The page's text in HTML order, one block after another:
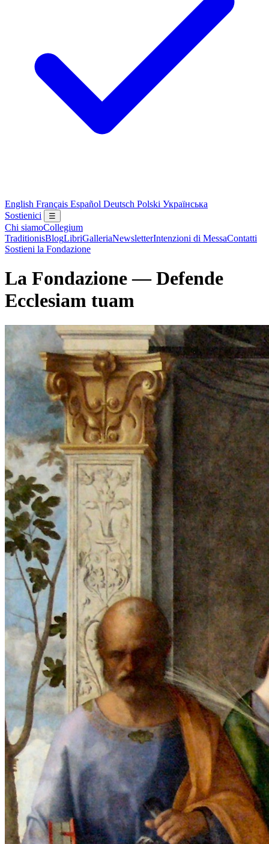
English Français Español Deutsch Polski Українська
Sostienici
☰
Chi siamoCollegium
TraditionisBlogLibriGalleriaNewsletterIntenzioni di MessaContatti
Sostieni la Fondazione
La Fondazione — Defende
Ecclesiam tuam